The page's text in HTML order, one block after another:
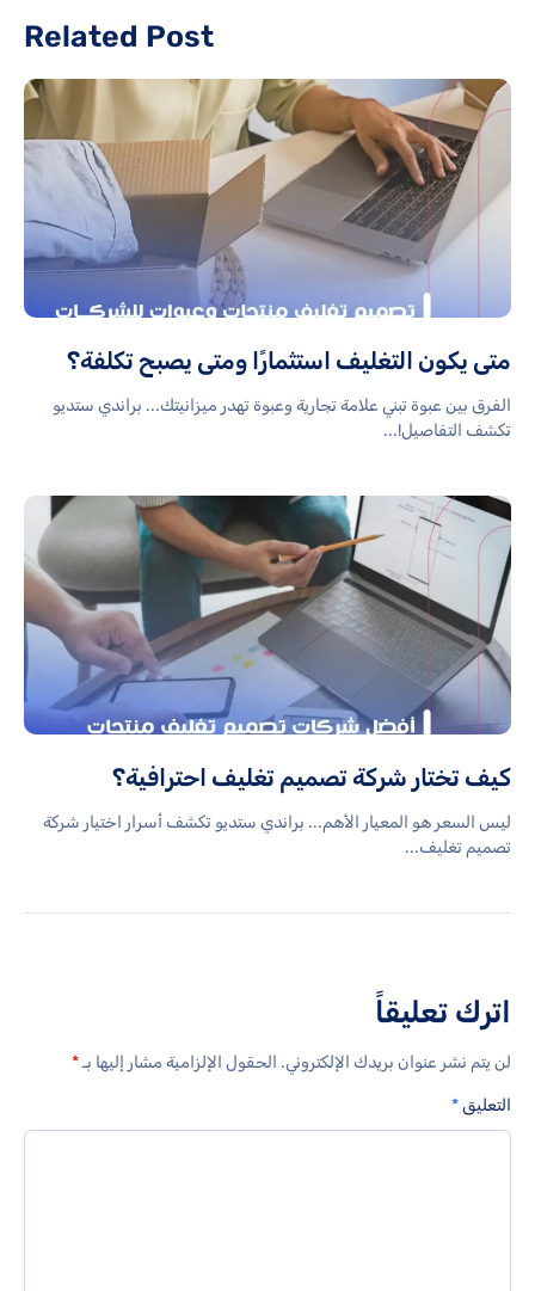
Related Post
متى يكون التغليف استثمارًا ومتى يصبح تكلفة؟
الفرق بين عبوة تبني علامة تجارية وعبوة تهدر ميزانيتك... براندي ستديو
تكشف التفاصيل!...
كيف تختار شركة تصميم تغليف احترافية؟
ليس السعر هو المعيار الأهم... براندي ستديو تكشف أسرار اختيار شركة
تصميم تغليف...
اترك تعليقاً
لن يتم نشر عنوان بريدك الإلكتروني. الحقول الإلزامية مشار إليها بـ*
التعليق*